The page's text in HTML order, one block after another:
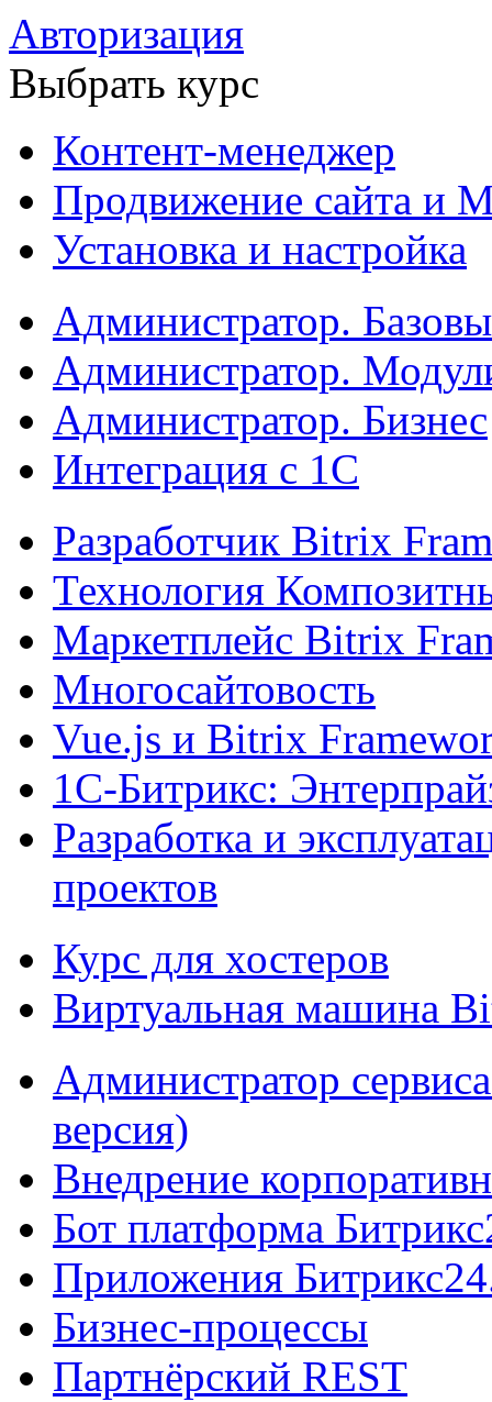
Авторизация
Выбрать курс
Контент-менеджер
Продвижение сайта и
Установка и настройка
Администратор.
Администратор.
Администратор. Бизнес
Интеграция с 1С
Разработчик Bitrix
Технология
Маркетплейс Bitrix
Многосайтовость
Vue.js и Bitrix
1С-Битрикс:
Разработка и
проектов
Курс для хостеров
Виртуальная машина
Администратор
версия)
Внедрение
Бот платформа
Приложения
Бизнес-процессы
Партнёрский REST